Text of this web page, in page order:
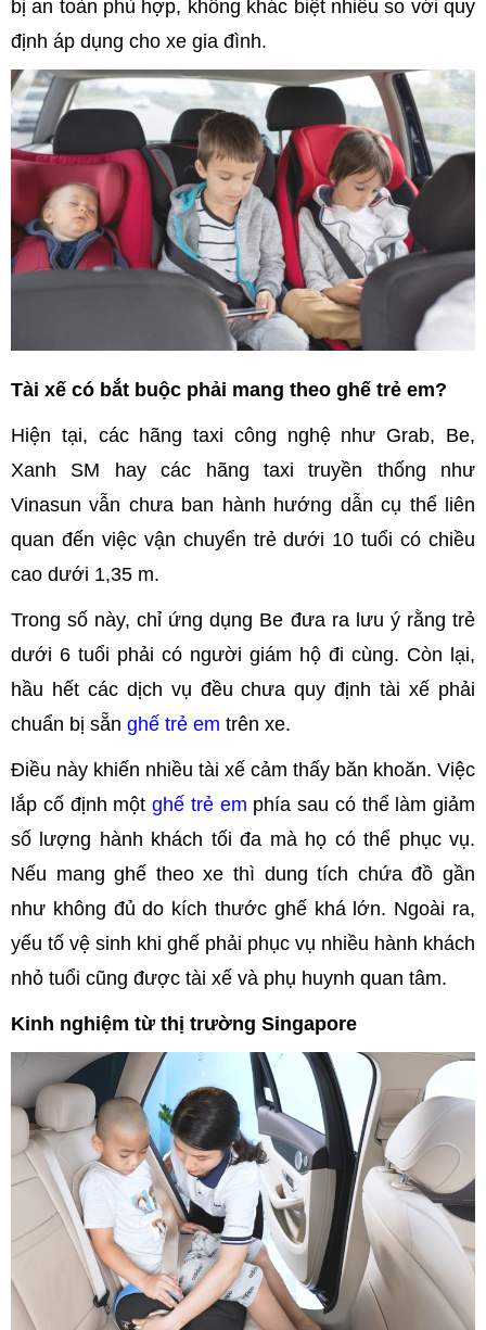
bị an toàn phù hợp, không khác biệt nhiều so với quy
định áp dụng cho xe gia đình.
Tài xế có bắt buộc phải mang theo ghế trẻ em?
Hiện tại, các hãng taxi công nghệ như Grab, Be,
Xanh SM hay các hãng taxi truyền thống như
Vinasun vẫn chưa ban hành hướng dẫn cụ thể liên
quan đến việc vận chuyển trẻ dưới 10 tuổi có chiều
cao dưới 1,35 m.
Trong số này, chỉ ứng dụng Be đưa ra lưu ý rằng trẻ
dưới 6 tuổi phải có người giám hộ đi cùng. Còn lại,
hầu hết các dịch vụ đều chưa quy định tài xế phải
chuẩn bị sẵn ghế trẻ em trên xe.
Điều này khiến nhiều tài xế cảm thấy băn khoăn. Việc
lắp cố định một ghế trẻ em phía sau có thể làm giảm
số lượng hành khách tối đa mà họ có thể phục vụ.
Nếu mang ghế theo xe thì dung tích chứa đồ gần
như không đủ do kích thước ghế khá lớn. Ngoài ra,
yếu tố vệ sinh khi ghế phải phục vụ nhiều hành khách
nhỏ tuổi cũng được tài xế và phụ huynh quan tâm.
Kinh nghiệm từ thị trường Singapore